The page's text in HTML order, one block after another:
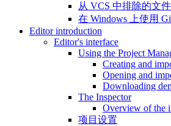
从 VCS 中排除的文件
在 Windows 上使用
Editor introduction
Editor's interface
Using the Project
Creating and
Opening and
Downloading
The Inspector
Overview of the
项目设置